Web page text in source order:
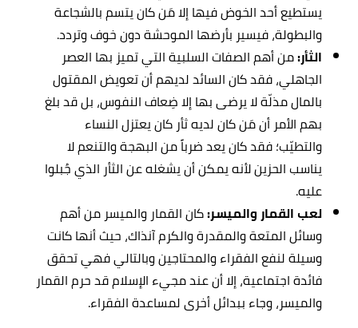
يستطيع أحد الخوض فيها إلا مَن كان يتسم بالشجاعة
والبطولة، فيسير بأرضها الموحشة دون خوف وتردد.
الثأر:من أهم الصفات السلبية التي تميز بها العصر
الجاهلي، فقد كان السائد لديهم أن تعويض المقتول
بالمال مذلّة لا يرضى بها إلا ضِعاف النفوس، بل قد بلغ
بهم الأمر أن مَن كان لديه ثأر كان يعتزل النساء
والتطيّب؛ فقد كان يعد ضرباً من البهجة والتنعم لا
يناسب الحزين لأنه يمكن أن يشغله عن الثأر الذي جُبلوا
عليه.
لعب القمار والميسر:كان القمار والميسر من أهم
وسائل المتعة والمقدرة والكرم آنذاك، حيث أنها كانت
وسيلة لنفع الفقراء والمحتاجين وبالتالي فهي تحقق
فائدة اجتماعية، إلا أن عند مجيء الإسلام قد حرم القمار
والميسر، وجاء ببدائل أخرى لمساعدة الفقراء.